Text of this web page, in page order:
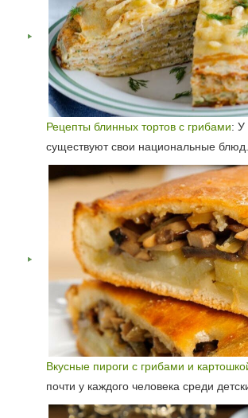
Рецепты блинных тортов с грибами: У
существуют свои национальные блюд...
Вкусные пироги с грибами и
почти у каждого человека среди